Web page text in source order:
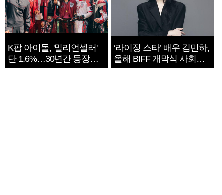
K팝 아이돌, '밀리언셀러'
단 1.6%…30년간 등장
1182개팀 전수조사
‘라이징 스타’ 배우 김민하,
올해 BIFF 개막식 사회자
확정